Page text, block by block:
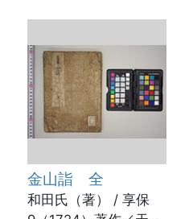
金山詣 全
和田氏（著） / 享保